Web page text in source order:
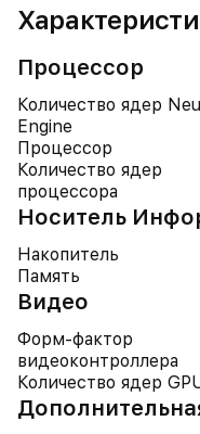
Процессор
Количество ядер
Engine
Процессор
Количество ядер
процессора
Носитель
Накопитель
Память
Видео
Форм-фактор
видеоконтроллера
Количество ядер